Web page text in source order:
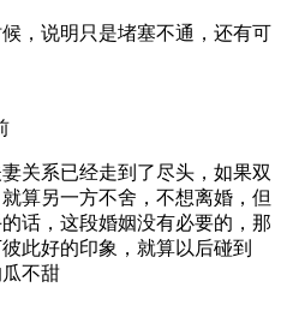
，说明只是堵塞不通，还有可
关系已经走到了尽头，如果双
算另一方不舍，不想离婚，但
话，这段婚姻没有必要的，那
此好的印象，就算以后碰到
不甜